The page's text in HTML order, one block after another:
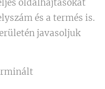
oldalhajtásokat
és a termés is.
javasoljuk